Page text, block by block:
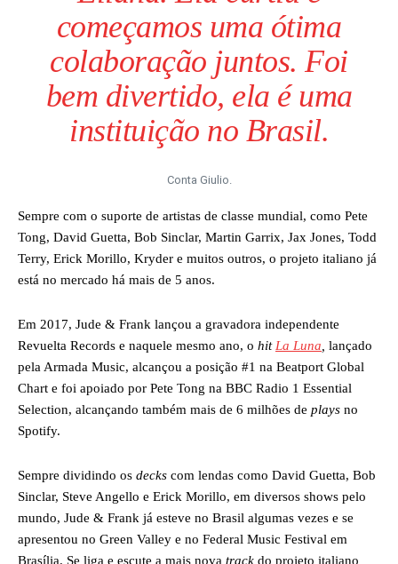
começamos uma ótima
colaboração juntos. Foi
bem divertido, ela é uma
instituição no Brasil.
Conta Giulio.
Sempre com o suporte de artistas de classe mundial, como Pete
Tong, David Guetta, Bob Sinclar, Martin Garrix, Jax Jones, Todd
Terry, Erick Morillo, Kryder e muitos outros, o projeto italiano já
está no mercado há mais de 5 anos.
Em 2017, Jude & Frank lançou a gravadora independente
Revuelta Records e naquele mesmo ano, o hit La Luna lançado
pela Armada Music, alcançou a posição #1 na Beatport Global
Chart e foi apoiado por Pete Tong na BBC Radio 1 Essential
Selection, alcançando também mais de 6 milhões de plays no
Spotify.
Sempre dividindo os decks com lendas como David Guetta, Bob
Sinclar, Steve Angello e Erick Morillo, em diversos shows pelo
mundo, Jude & Frank já esteve no Brasil algumas vezes e se
apresentou no Green Valley e no Federal Music Festival em
Brasília. Se liga e escute a mais nova track do projeto italiano